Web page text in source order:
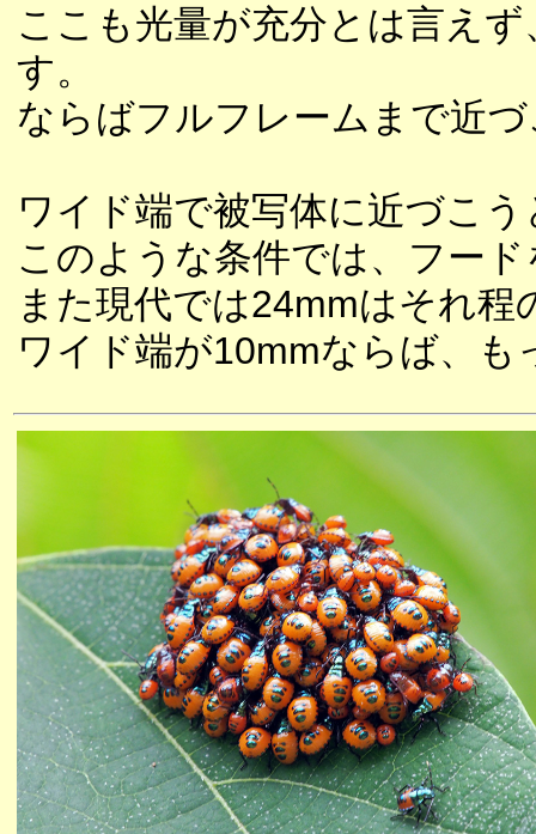
ここも光量が充分とは言え
す。
ならばフルフレームまで近
ワイド端で被写体に近づこ
このような条件では、フー
また現代では24mmはそれ
ワイド端が10mmならば、